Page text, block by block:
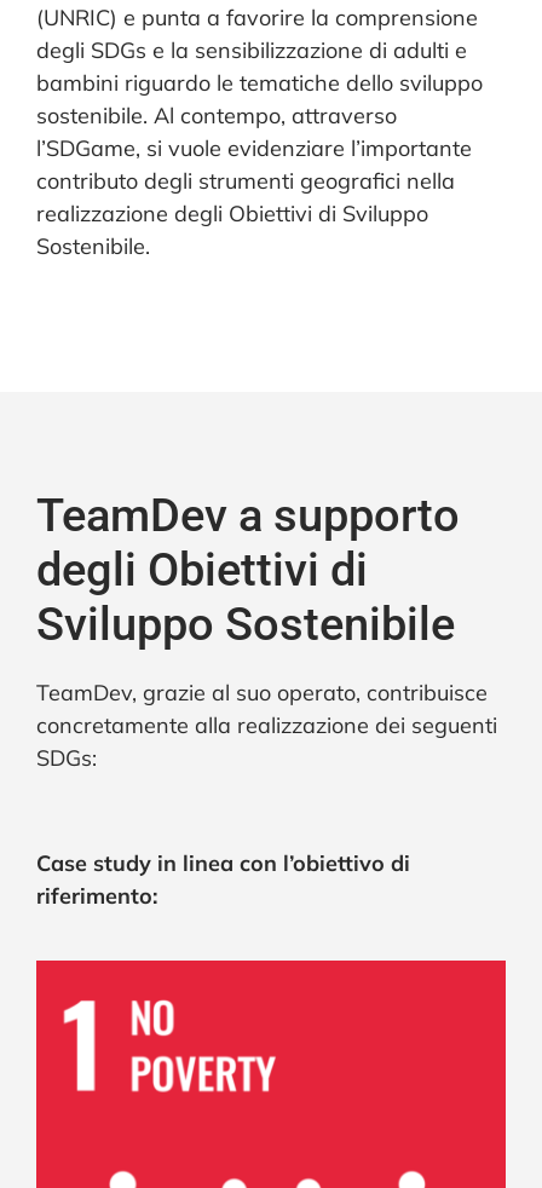
(UNRIC) e punta a favorire la comprensione
degli SDGs e la sensibilizzazione di adulti e
bambini riguardo le tematiche dello sviluppo
sostenibile. Al contempo, attraverso
l’SDGame, si vuole evidenziare l’importante
contributo degli strumenti geografici nella
realizzazione degli Obiettivi di Sviluppo
Sostenibile.
TeamDev a supporto
degli Obiettivi di
Sviluppo Sostenibile
TeamDev, grazie al suo operato, contribuisce
concretamente alla realizzazione dei seguenti
SDGs:
Case study in linea con l’obiettivo di
riferimento: